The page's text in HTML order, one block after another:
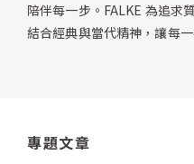
陪伴每一步。FALKE 為追求
結合經典與當代精神，讓每
專題文章